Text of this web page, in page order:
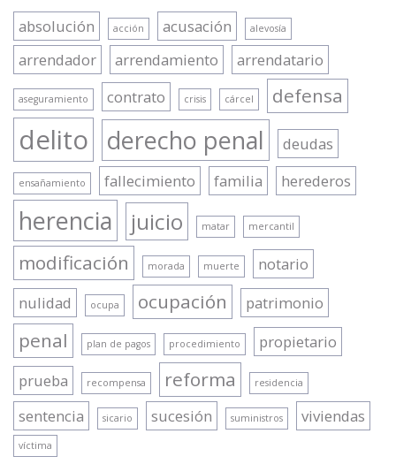
absolución acción acusación alevosía
arrendador arrendamiento arrendatario
aseguramiento contrato crisis cárcel defensa
delito derecho penal deudas
ensañamiento fallecimiento familia herederos
herencia juicio matar mercantil
modificación morada muerte
notario
nulidad
ocupa ocupación patrimonio
penal plan de pagos procedimiento
propietario
prueba
recompensa reforma residencia
sentencia sicario sucesión suministros viviendas
víctima